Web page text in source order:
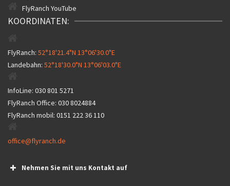
FlyRanch YouTube
KOORDINATEN:
FlyRanch: 52°18'21.4"N 13°06'30.0"E
Landebahn: 52°18'30.0"N 13°06'03.0"E
InfoLine: 030 801 5271
FlyRanch Office: 030 8024884
FlyRanch mobil: 0151 222 36 110
office@flyranch.de
Nehmen Sie mit uns Kontakt auf